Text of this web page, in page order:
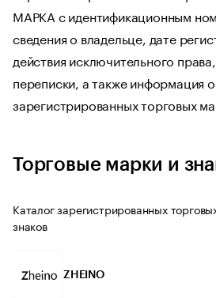
МАРКА с идентификационным
сведения о владельце, дате
действия исключительного
переписки, а также информация
зарегистрированных торговых
Торговые марки и
Каталог зарегистрированных
знаков
ZHEINO